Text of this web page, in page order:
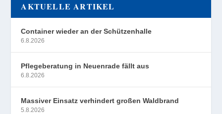
AKTUELLE ARTIKEL
Container wieder an der Schützenhalle
6.8.2026
Pflegeberatung in Neuenrade fällt aus
6.8.2026
Massiver Einsatz verhindert großen Waldbrand
5.8.2026